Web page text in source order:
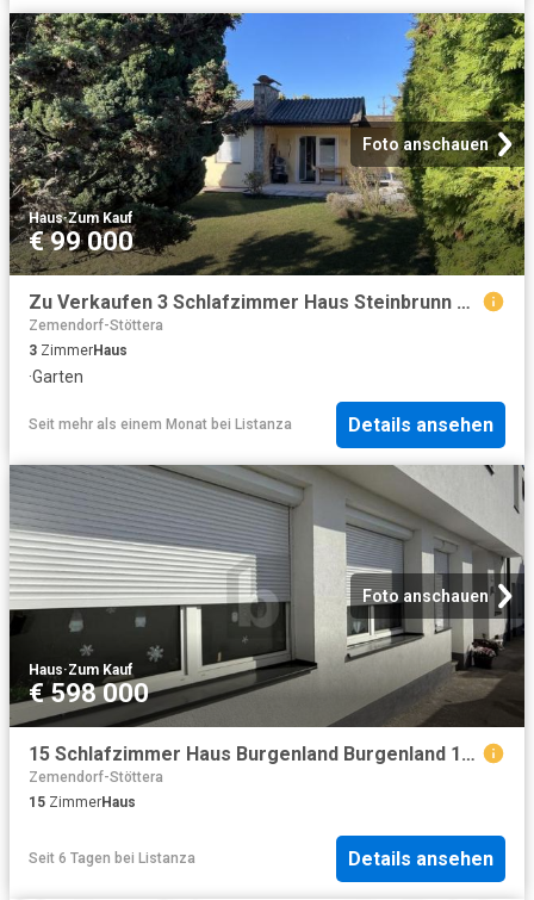
Foto anschauen
Haus·Zum Kauf
€ 99 000
Zu Verkaufen 3 Schlafzimmer Haus Steinbrunn AUT DS103802441
Zemendorf-Stöttera
3 ZimmerHaus
·Garten
Seit mehr als einem Monat bei Listanza Details ansehen
Foto anschauen
Haus·Zum Kauf
€ 598 000
15 Schlafzimmer Haus Burgenland Burgenland 104713057
Zemendorf-Stöttera
15 ZimmerHaus
Seit 6 Tagen bei Listanza Details ansehen